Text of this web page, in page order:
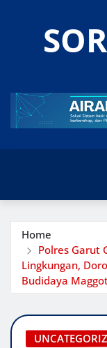
Home
Polres Garut
Lingkungan,
Budidaya